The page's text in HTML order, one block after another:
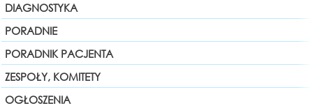
DIAGNOSTYKA
PORADNIE
PORADNIK PACJENTA
ZESPOŁY, KOMITETY
OGŁOSZENIA